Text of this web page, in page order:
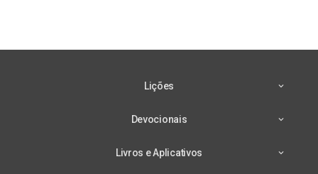
Lições
Devocionais
Livros e Aplicativos